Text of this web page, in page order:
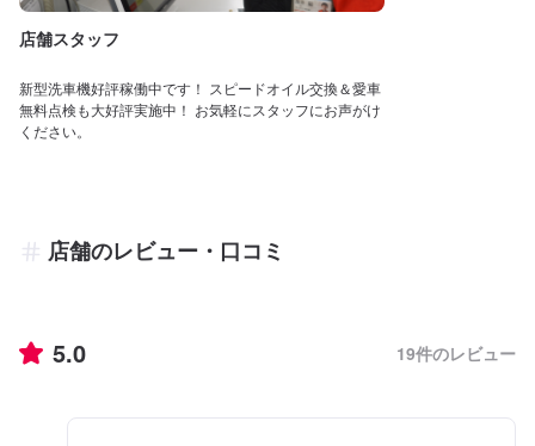
店舗スタッフ
新型洗車機好評稼働中です！ スピードオイル交換＆愛車
無料点検も大好評実施中！ お気軽にスタッフにお声がけ
ください。
店舗のレビュー・口コミ
5.0 19件のレビュー